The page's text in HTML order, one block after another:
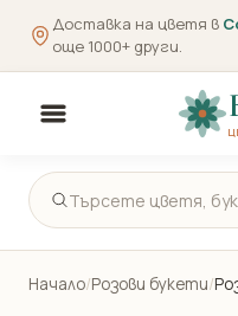
Доставка на цветя в
още 1000+ други.
Начало/Розови букети/